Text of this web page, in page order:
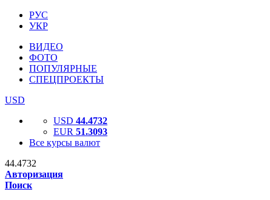
РУС
УКР
ВИДЕО
ФОТО
ПОПУЛЯРНЫЕ
СПЕЦПРОЕКТЫ
USD
USD 44.4732
EUR 51.3093
Все курсы валют
44.4732
Авторизация
Поиск